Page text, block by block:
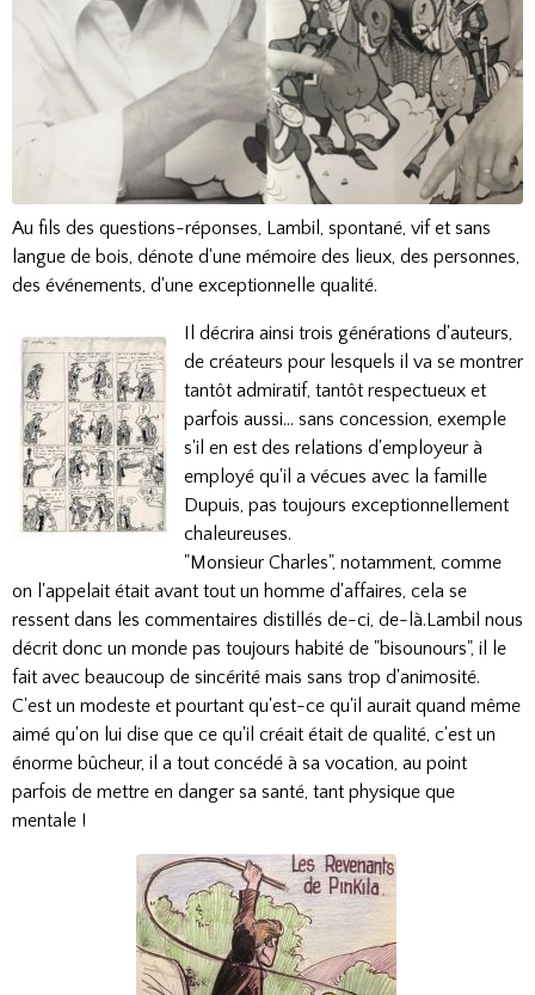
Au fils des questions-réponses, Lambil, spontané, vif et sans
langue de bois, dénote d'une mémoire des lieux, des personnes,
des événements, d'une exceptionnelle qualité.
Il décrira ainsi trois générations d'auteurs,
de créateurs pour lesquels il va se montrer
tantôt admiratif, tantôt respectueux et
parfois aussi... sans concession, exemple
s'il en est des relations d'employeur à
employé qu'il a vécues avec la famille
Dupuis, pas toujours exceptionnellement
chaleureuses.
"Monsieur Charles", notamment, comme
on l'appelait était avant tout un homme d'affaires, cela se
ressent dans les commentaires distillés de-ci, de-là.Lambil nous
décrit donc un monde pas toujours habité de "bisounours", il le
fait avec beaucoup de sincérité mais sans trop d'animosité.
C'est un modeste et pourtant qu'est-ce qu'il aurait quand même
aimé qu'on lui dise que ce qu'il créait était de qualité, c'est un
énorme bûcheur, il a tout concédé à sa vocation, au point
parfois de mettre en danger sa santé, tant physique que
mentale !